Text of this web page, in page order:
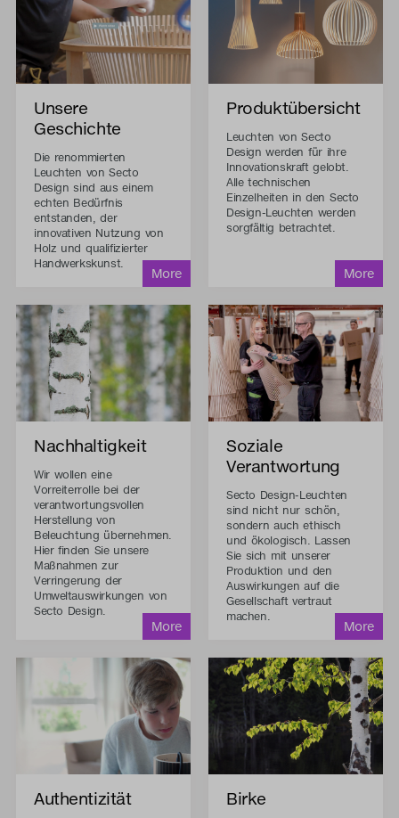
Unsere
Geschichte
Die renommierten
Leuchten von Secto
Design sind aus einem
echten Bedürfnis
entstanden, der
innovativen Nutzung von
Holz und qualifizierter
Handwerkskunst.
Produktübersicht
Leuchten von Secto
Design werden für ihre
Innovationskraft gelobt.
Alle technischen
Einzelheiten in den Secto
Design-Leuchten werden
sorgfältig betrachtet.
Nachhaltigkeit
Wir wollen eine
Vorreiterrolle bei der
verantwortungsvollen
Herstellung von
Beleuchtung übernehmen.
Hier finden Sie unsere
Maßnahmen zur
Verringerung der
Umweltauswirkungen von
Secto Design.
Soziale
Verantwortung
Secto Design-Leuchten
sind nicht nur schön,
sondern auch ethisch
und ökologisch. Lassen
Sie sich mit unserer
Produktion und den
Auswirkungen auf die
Gesellschaft vertraut
machen.
Authentizität Birke